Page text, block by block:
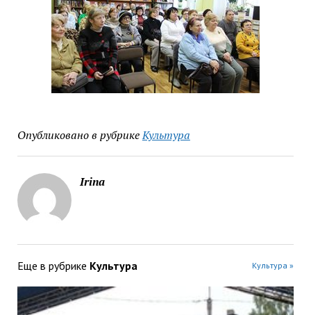
Опубликовано в рубрикеКультура
Irina
Еще в рубрике Культура Культура »